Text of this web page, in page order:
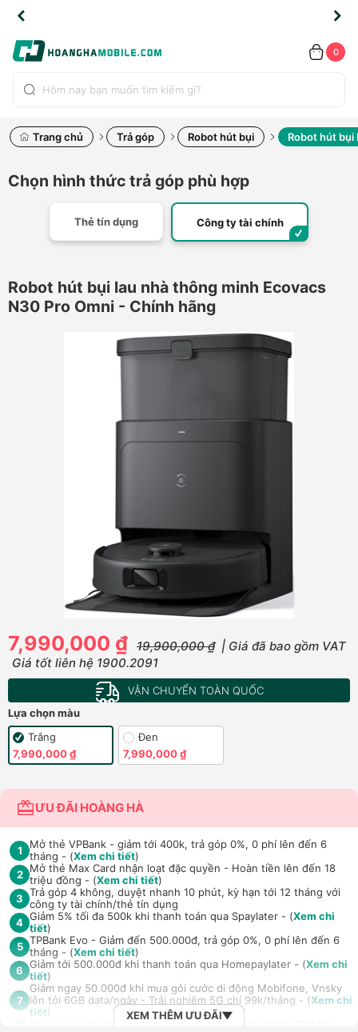
0
Trang chủ Trả góp Robot hút bụi Robot hút bụi
Chọn hình thức trả góp phù hợp
Thẻ tín dụng Công ty tài chính
Robot hút bụi lau nhà thông minh Ecovacs
N30 Pro Omni - Chính hãng
7,990,000 ₫ 19,900,000 ₫ | Giá đã bao gồm VAT
Giá tốt liên hệ 1900.2091
VẬN CHUYỂN TOÀN QUỐC
Lựa chọn màu
Trắng
7,990,000 ₫
Đen
7,990,000 ₫
ƯU ĐÃI HOÀNG HÀ
1
Mở thẻ VPBank - giảm tới 400k, trả góp 0%, 0 phí lên đến 6
tháng - (Xem chi tiết)
2 Mở thẻ Max Card nhận loạt đặc quyền - Hoàn tiền lên đến 18
triệu đồng - (Xem chi tiết)
3 Trả góp 4 không, duyệt nhanh 10 phút, kỳ hạn tới 12 tháng với
công ty tài chính/thẻ tín dụng
4 Giảm 5% tối đa 500k khi thanh toán qua Spaylater - (Xem chi
tiết)
5 TPBank Evo - Giảm đến 500.000đ, trả góp 0%, 0 phí lên đến 6
tháng - (Xem chi tiết)
6 Giảm tới 500.000đ khi thanh toán qua Homepaylater - (Xem chi
tiết)
7
Giảm ngay 50.000đ khi mua gói cước di động Mobifone, Vnsky
lên tới 6GB data/ngày - Trải nghiệm 5G chỉ 99k/tháng - (Xem chi
tiết)
Nhận báo giá tốt nhất cho khách hàng doanh nghiệp B2B khi
XEM THÊM ƯU ĐÃI